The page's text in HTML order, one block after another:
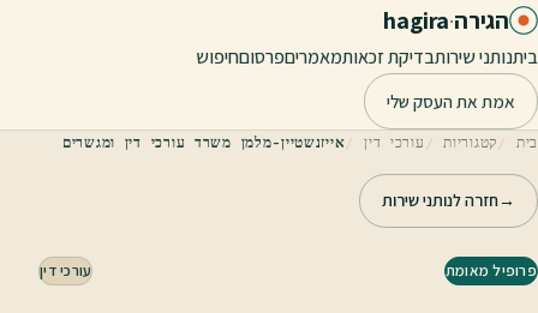
דלג לתוכן הראשי
הגירה·
hagira
ביתנותני שירותבדיקת זכאותמאמריםפרסוםחיפוש
אמת את העסק שלי
בית קטגוריות עורכי דין אייזנשטיין-מלמן משרד עורכי דין ומגשרים
→חזרה לנותני שירות
פרופיל מאומת עורכי דין